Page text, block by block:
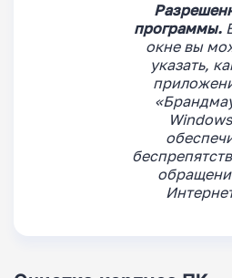
программы.
окне вы
указать,